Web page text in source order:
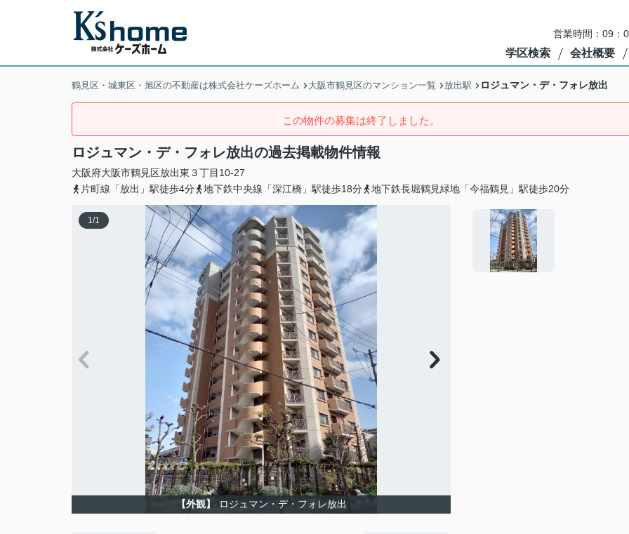
営業時間：09：
学区検索 会社概要
鶴見区・城東区・旭区の不動産は株式会社ケーズホーム 大阪市鶴見区のマンション一覧 放出駅 ロジュマン・デ・フォレ放出
この物件の募集は終了しました。
ロジュマン・デ・フォレ放出の過去掲載物件情報
大阪府大阪市鶴見区放出東 ３丁目10-27
片町線「放出」駅徒歩4分
地下鉄中央線「深江橋」駅徒歩18分 地下鉄長堀鶴見緑地「今福鶴見」駅徒歩20分
1/1
【外観】 ロジュマン・デ・フォレ放出